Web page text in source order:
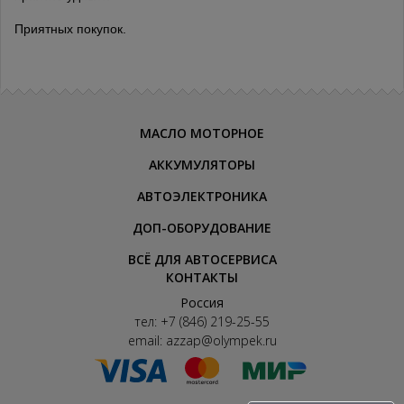
Приятных покупок.
МАСЛО МОТОРНОЕ
АККУМУЛЯТОРЫ
АВТОЭЛЕКТРОНИКА
ДОП-ОБОРУДОВАНИЕ
ВСЁ ДЛЯ АВТОСЕРВИСА
КОНТАКТЫ
Россия
тел: +7 (846) 219-25-55
email: azzap@olympek.ru